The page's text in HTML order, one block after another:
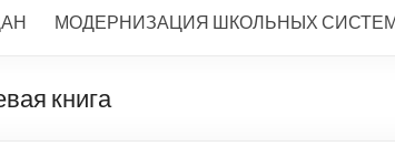
МОДЕРНИЗАЦИЯ ШКОЛЬНЫХ
книга